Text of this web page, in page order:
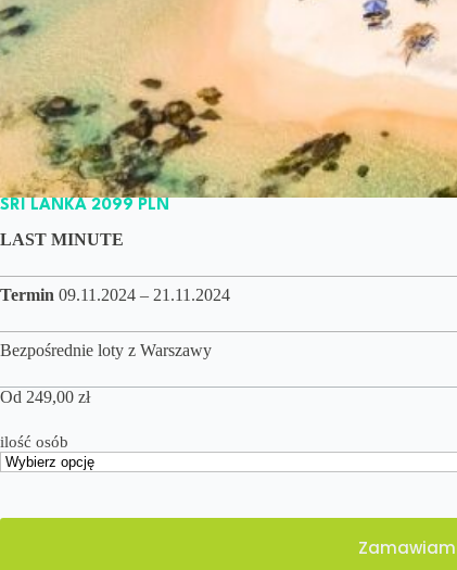
SRI LANKA 2099 PLN
LAST MINUTE
Termin 09.11.2024 – 21.11.2024
Bezpośrednie loty z Warszawy
Od 249,00 zł
ilość osób
Zamawiam